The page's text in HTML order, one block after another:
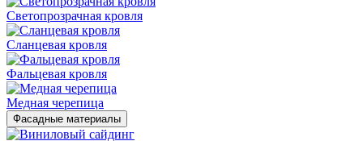
Светопрозрачная кровля
Сланцевая кровля
Фальцевая кровля
Медная черепица
Фасадные материалы